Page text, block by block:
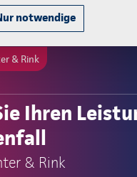
notwendige
& Rink
Ihren
& Rink